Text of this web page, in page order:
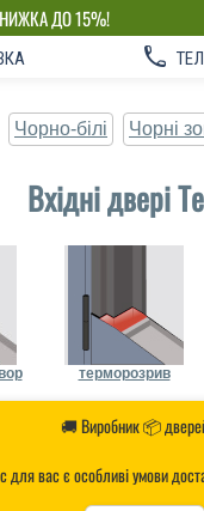
ДО 15%!
Чорно-білі Чорні
Вхідні двері
терморозрив
🚚 Виробник 📦
для вас є особливі умови